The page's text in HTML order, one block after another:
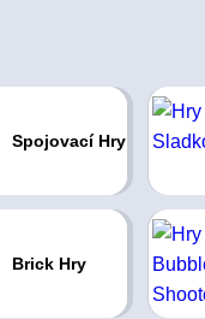
Spojovací Hry
Brick Hry